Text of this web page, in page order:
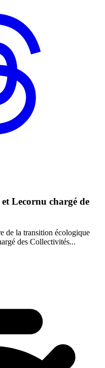
Lecornu chargé de
de la transition écologique
des Collectivités...